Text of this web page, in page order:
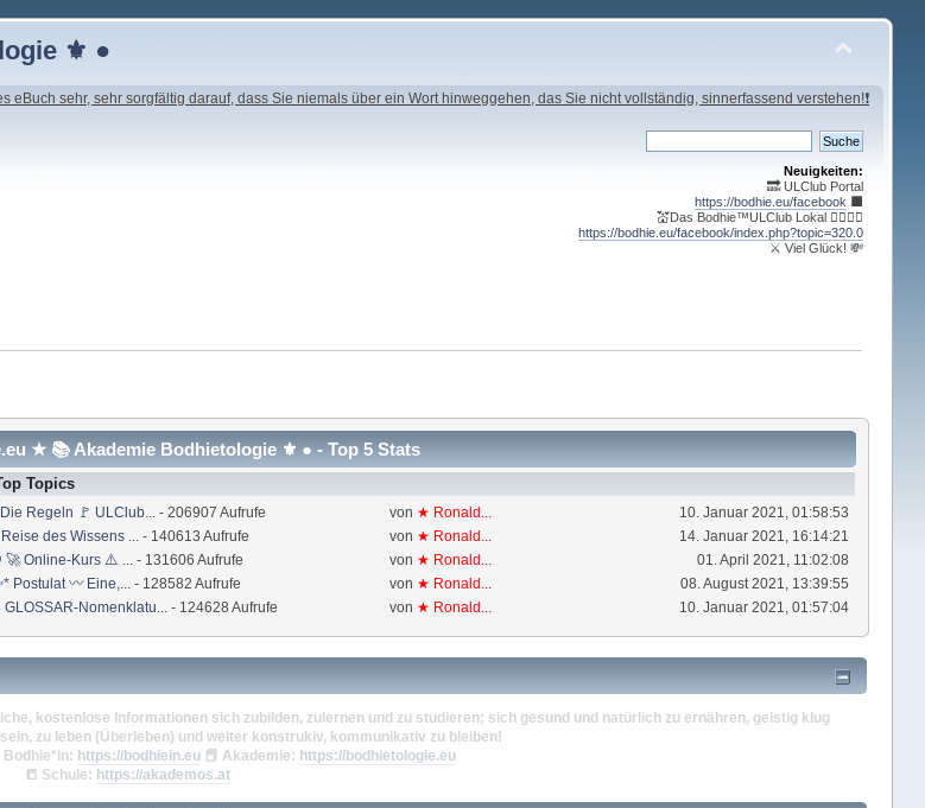
⚜ ●
eBuch sehr, sehr sorgfältig darauf, dass Sie niemals über ein Wort hinweggehen, das Sie nicht vollständig, sinnerfassend verstehen!❗
Neuigkeiten:
🔜 ULClub Portal
https://bodhie.eu/facebook ⬛️
💒Das Bodhie™ULClub Lokal 🤹‍♀️🤹‍♂️
https://bodhie.eu/facebook/index.php?topic=320.0
⚔ Viel Glück! 💸
★ 📚 Akademie Bodhietologie ⚜ ● - Top 5 Stats
Topics
Regeln 🚩 ULClub... - 206907 Aufrufe von ★ Ronald...
10. Januar 2021, 01:58:53
des Wissens ...
- 140613 Aufrufe von ★ Ronald...
14. Januar 2021, 16:14:21
🚀 Online-Kurs ⚠️ ...
- 131606 Aufrufe von ★ Ronald...
01. April 2021, 11:02:08
Postulat 〰 Eine,...
- 128582 Aufrufe von ★ Ronald...
08. August 2021, 13:39:55
Nomenklatu...
- 124628 Aufrufe von ★ Ronald... 10. Januar 2021, 01:57:04
kostenlose Informationen sich zubilden, zulernen und zu studieren; sich gesund und natürlich zu ernähren, geistig klug
zu leben (Überleben) und weiter konstrukiv, kommunikativ zu bleiben!
Bodhie*in: https://bodhiein.eu 📕 Akademie: https://bodhietologie.eu
📒 Schule: https://akademos.at